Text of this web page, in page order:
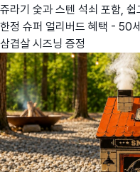
쥬라기 숯과 스텐 석쇠 포함,
한정 슈퍼 얼리버드 혜택 - 50
삼겹살 시즈닝 증정